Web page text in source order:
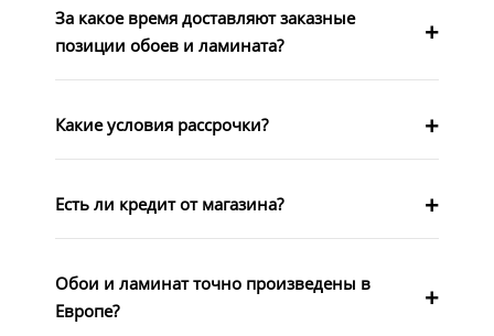
За какое время доставляют заказные
позиции обоев и ламината?
Какие условия рассрочки?
Есть ли кредит от магазина?
Обои и ламинат точно произведены в
Европе?